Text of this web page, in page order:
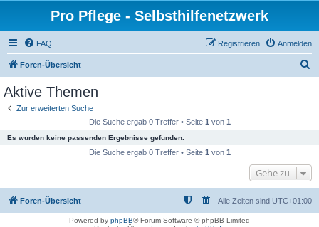
Pro Pflege - Selbsthilfenetzwerk
FAQ Anmelden
Registrieren
Foren-Übersicht
Aktive Themen
Zur erweiterten Suche
Die Suche ergab 0 Treffer • Seite 1 von 1
Es wurden keine passenden Ergebnisse gefunden.
Die Suche ergab 0 Treffer • Seite 1 von 1
Gehe zu
Foren-Übersicht Alle Zeiten sind UTC+01:00
Powered by phpBB® Forum Software © phpBB Limited